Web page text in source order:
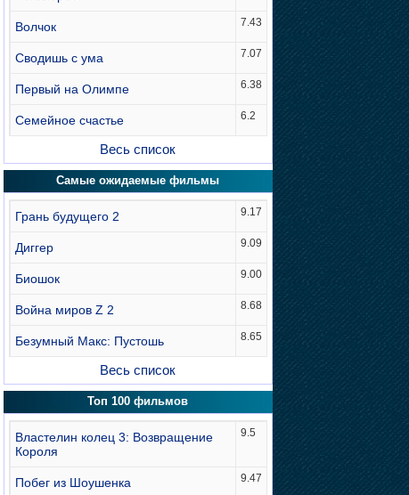
Волчок 7.43
Сводишь с ума 7.07
Первый на Олимпе 6.38
Семейное счастье 6.2
Весь список
Самые ожидаемые фильмы
Грань будущего 2 9.17
Диггер 9.09
Биошок 9.00
Война миров Z 2 8.68
Безумный Макс: Пустошь 8.65
Весь список
Топ 100 фильмов
Властелин колец 3: Возвращение
Короля
9.5
Побег из Шоушенка 9.47